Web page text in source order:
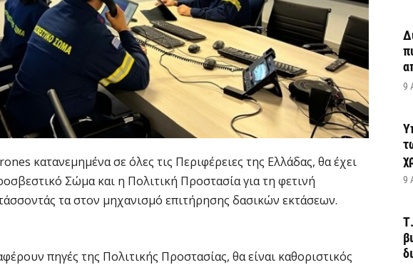
κατανεμημένα σε όλες τις Περιφέρειες της Ελλάδας, θα έχει
Σώμα και η Πολιτική Προστασία για τη φετινή
τα στον μηχανισμό επιτήρησης δασικών εκτάσεων.
πηγές της Πολιτικής Προστασίας, θα είναι καθοριστικός
9
9